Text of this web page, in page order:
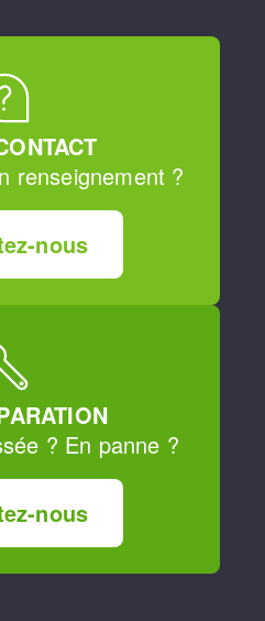
renseignement ?
nous
? En panne ?
nous